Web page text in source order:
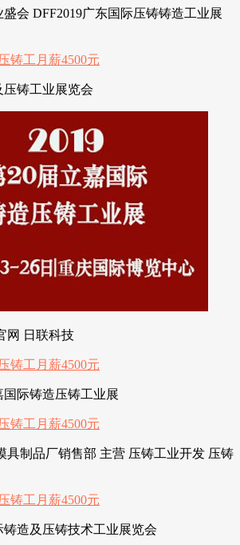
会 DFF2019广东国际压铸铸造工业展
压铸工业展览会
网 日联科技
国际铸造压铸工业展
具制品厂销售部 主营 压铸工业开发 压铸
铸造及压铸技术工业展览会